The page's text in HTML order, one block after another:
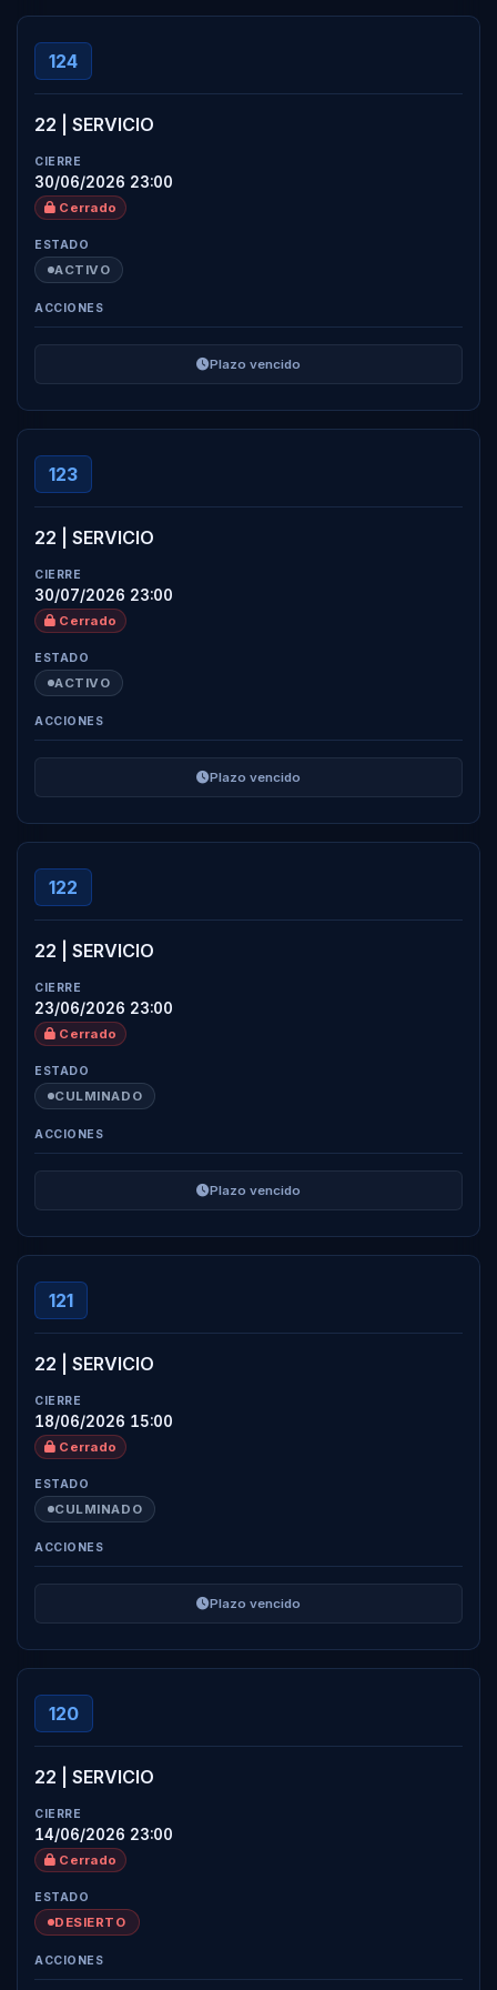
124
22 | SERVICIO
30/06/2026 23:00
Cerrado
ACTIVO
Plazo vencido
123
22 | SERVICIO
30/07/2026 23:00
Cerrado
ACTIVO
Plazo vencido
122
22 | SERVICIO
23/06/2026 23:00
Cerrado
CULMINADO
Plazo vencido
121
22 | SERVICIO
18/06/2026 15:00
Cerrado
CULMINADO
Plazo vencido
120
22 | SERVICIO
14/06/2026 23:00
Cerrado
DESIERTO
Enviar Cotización
N° de Cotización
Registro de Proveedor / Alertas